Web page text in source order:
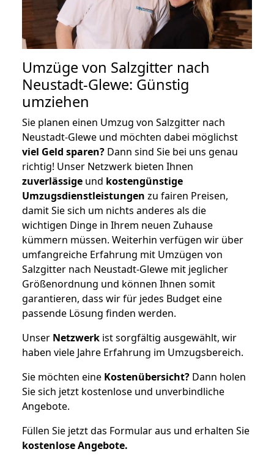
Umzüge von Salzgitter nach
Neustadt-Glewe: Günstig
umziehen
Sie planen einen Umzug von Salzgitter nach
Neustadt-Glewe und möchten dabei möglichst
viel Geld sparen? Dann sind Sie bei uns genau
richtig! Unser Netzwerk bieten Ihnen
zuverlässige und kostengünstige
Umzugsdienstleistungen zu fairen Preisen,
damit Sie sich um nichts anderes als die
wichtigen Dinge in Ihrem neuen Zuhause
kümmern müssen. Weiterhin verfügen wir über
umfangreiche Erfahrung mit Umzügen von
Salzgitter nach Neustadt-Glewe mit jeglicher
Größenordnung und können Ihnen somit
garantieren, dass wir für jedes Budget eine
passende Lösung finden werden.
Unser Netzwerk ist sorgfältig ausgewählt, wir
haben viele Jahre Erfahrung im Umzugsbereich.
Sie möchten eine Kostenübersicht? Dann holen
Sie sich jetzt kostenlose und unverbindliche
Angebote.
Füllen Sie jetzt das Formular aus und erhalten Sie
kostenloseAngebote.